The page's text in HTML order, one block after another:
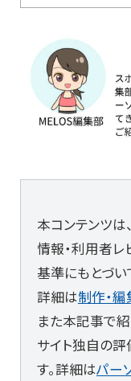
本コンテンツ
情報・利用者レ
基準にもとづい
詳細は制作・
また本記事で
サイト独自の
す。詳細はパー